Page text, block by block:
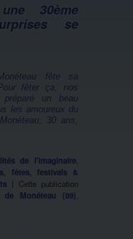
30ème
se
fête sa
fêter ça, nos
un beau
les amoureux du
30 ans,
de l'imaginaire
fêtes, festivals &
| Cette publication
de Monéteau (89)